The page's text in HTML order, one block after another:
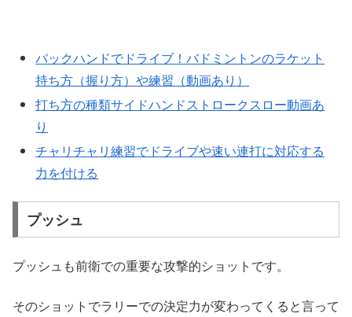
バックハンドでドライブ！バドミントンのラケット
持ち方（握り方）や練習（動画あり）
打ち方の種類サイドハンドストロークスロー動画あ
り
チャリチャリ練習でドライブや速い連打に対応する
力を付ける
プッシュ
プッシュも前衛での重要な攻撃的ショットです。
そのショットでラリーでの決定力が変わってくると言って